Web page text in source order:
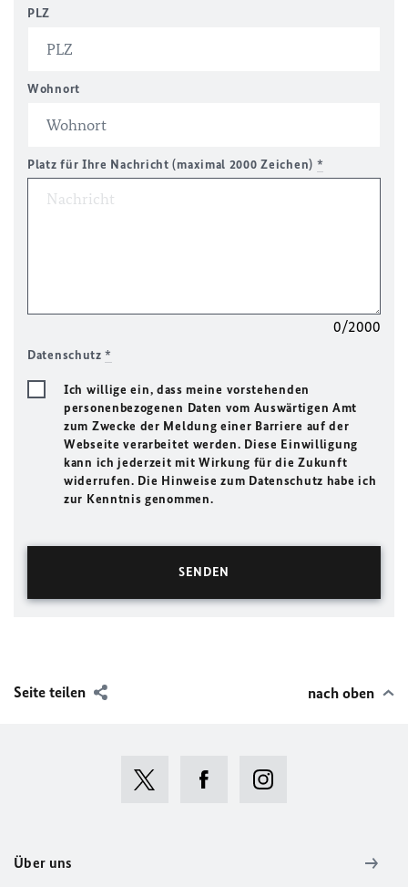
PLZ
Wohnort
Platz für Ihre Nachricht (maximal 2000 Zeichen) *
0/2000
Datenschutz*
Ich willige ein, dass meine vorstehenden
personenbezogenen Daten vom Auswärtigen Amt
zum Zwecke der Meldung einer Barriere auf der
Webseite verarbeitet werden. Diese Einwilligung
kann ich jederzeit mit Wirkung für die Zukunft
widerrufen. Die Hinweise zum Datenschutz habe ich
zur Kenntnis genommen.
Seite teilen nach oben
Über uns